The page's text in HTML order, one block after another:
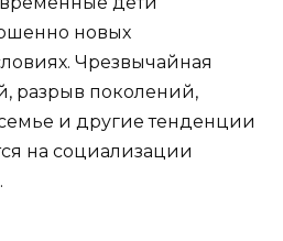
новых
Чрезвычайная
разрыв поколений,
и другие тенденции
на социализации